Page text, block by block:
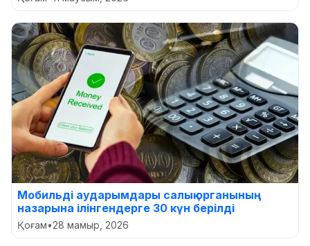
Мобильді аударымдары салық органының
назарына ілінгендерге 30 күн берілді
Қоғам•28 мамыр, 2026